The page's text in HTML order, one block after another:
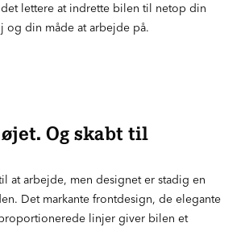
lettere at indrette bilen til netop din
og din måde at arbejde på.
Og skabt til
at arbejde, men designet er stadig en
Det markante frontdesign, de elegante
linjer giver bilen et